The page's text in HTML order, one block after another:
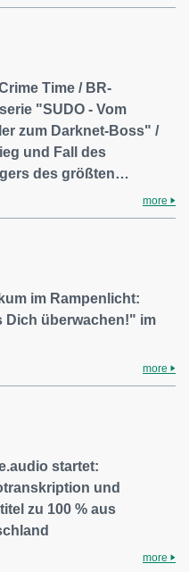
Time / BR-
"SUDO - Vom
zum Darknet-Boss" /
und Fall des
des größten…
more
im Rampenlicht:
Dich überwachen!" im
more
startet:
und
zu 100 % aus
more